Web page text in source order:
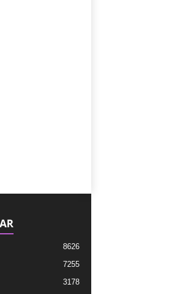
8626
7255
3178